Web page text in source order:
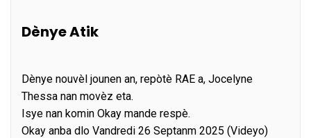
Dènye Atik
Dènye nouvèl jounen an, repòtè RAE a, Jocelyne
Thessa nan movèz eta.
Isye nan komin Okay mande respè.
Okay anba dlo Vandredi 26 Septanm 2025 (Videyo)